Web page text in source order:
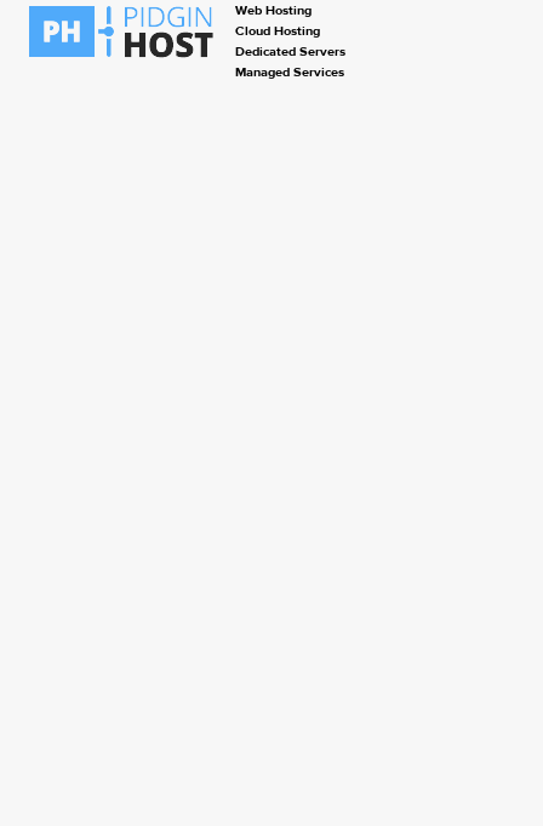
Web Hosting
Cloud Hosting
Dedicated Servers
Managed Services